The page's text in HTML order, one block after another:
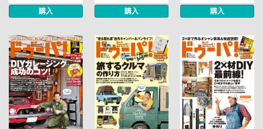
購入 購入 購入